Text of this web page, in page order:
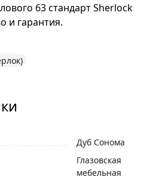
63 стандарт Sherlock
и гарантия.
Дуб Сонома
Глазовская
мебельная